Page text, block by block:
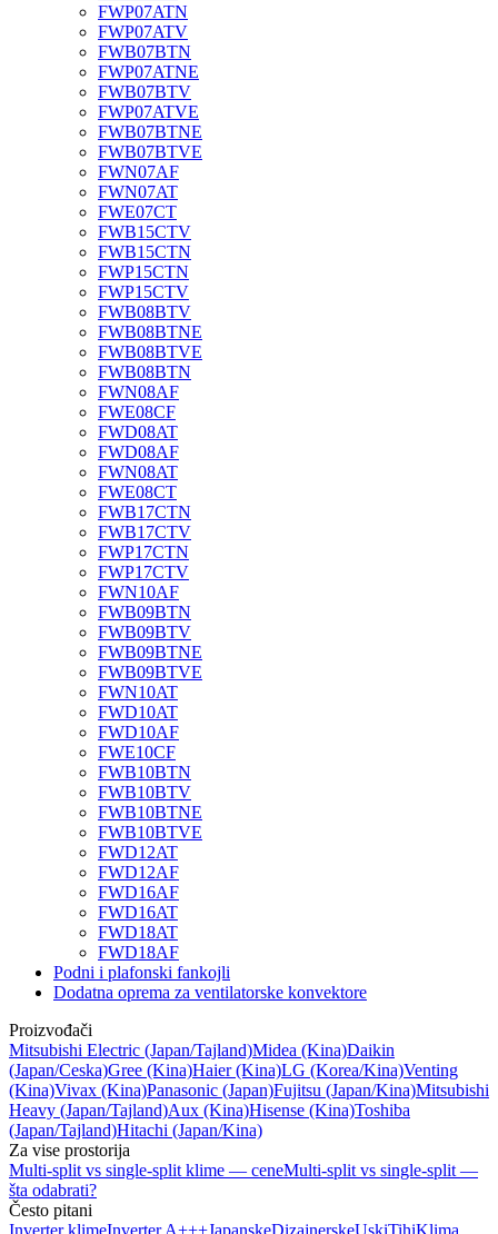
FWP07ATN
FWP07ATV
FWB07BTN
FWP07ATNE
FWB07BTV
FWP07ATVE
FWB07BTNE
FWB07BTVE
FWN07AF
FWN07AT
FWE07CT
FWB15CTV
FWB15CTN
FWP15CTN
FWP15CTV
FWB08BTV
FWB08BTNE
FWB08BTVE
FWB08BTN
FWN08AF
FWE08CF
FWD08AT
FWD08AF
FWN08AT
FWE08CT
FWB17CTN
FWB17CTV
FWP17CTN
FWP17CTV
FWN10AF
FWB09BTN
FWB09BTV
FWB09BTNE
FWB09BTVE
FWN10AT
FWD10AT
FWD10AF
FWE10CF
FWB10BTN
FWB10BTV
FWB10BTNE
FWB10BTVE
FWD12AT
FWD12AF
FWD16AF
FWD16AT
FWD18AT
FWD18AF
Podni i plafonski fankojli
Dodatna oprema za ventilatorske konvektore
Proizvođači
Mitsubishi Electric (Japan/Tajland)Midea (Kina)Daikin
(Japan/Ceska)Gree (Kina)Haier (Kina)LG (Korea/Kina)Venting
(Kina)Vivax (Kina)Panasonic (Japan)Fujitsu (Japan/Kina)Mitsubishi
Heavy (Japan/Tajland)Aux (Kina)Hisense (Kina)Toshiba
(Japan/Tajland)Hitachi (Japan/Kina)
Za vise prostorija
Multi-split vs single-split klime — ceneMulti-split vs single-split —
šta odabrati?
Često pitani
Inverter klimeInverter A+++JapanskeDizajnerskeUskiTihiKlima